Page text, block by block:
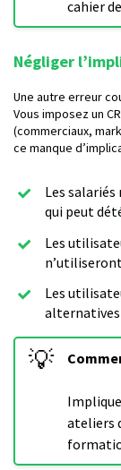
cahier
Négliger
Une autre erreur
Vous imposez un
(commerciaux,
ce manque
Les salariés
qui peut
Les
Les
alternatives
💡
ateliers